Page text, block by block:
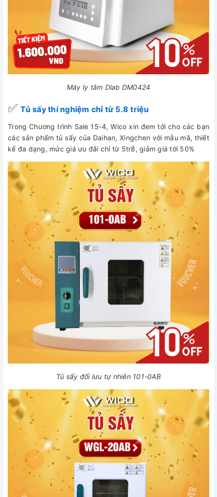
Máy ly tâm Dlab DM0424
✅Tủ sấy thí nghiệm chỉ từ 5.8 triệu
Trong Chương trình Sale 15-4, Wico xin đem tới cho các bạn
các sản phẩm tủ sấy của Daihan, Xingchen với mẫu mã, thiết
kế đa dạng, mức giá ưu đãi chỉ từ 5tr8, giảm giá tới 50%
Tủ sấy đối lưu tự nhiên 101-0AB